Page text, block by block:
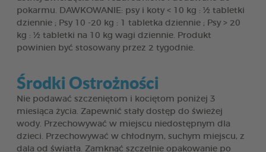
pokarmu. DAWKOWANIE: psy i koty < 10 kg : ½ tabletki
dziennie ; Psy 10 -20 kg : 1 tabletka dziennie ; Psy > 20
kg : ½ tabletki na 10 kg wagi dziennie. Produkt
powinien być stosowany przez 2 tygodnie.
Środki Ostrożności
Nie podawać szczeniętom i kociętom poniżej 3
miesiąca życia. Zapewnić stały dostęp do świeżej
wody. Przechowywać w miejscu niedostępnym dla
dzieci. Przechowywać w chłodnym, suchym miejscu, z
dala od światła. Zamknąć szczelnie opakowanie po